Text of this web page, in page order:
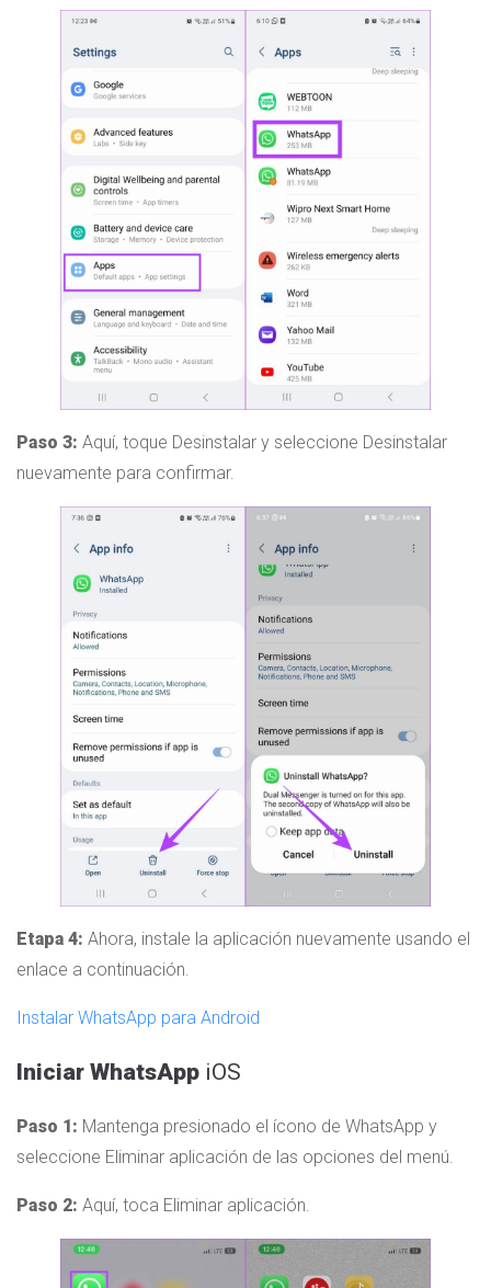
Paso 3: Aquí, toque Desinstalar y seleccione Desinstalar
nuevamente para confirmar.
Etapa 4: Ahora, instale la aplicación nuevamente usando el
enlace a continuación.
Instalar WhatsApp para Android
Iniciar WhatsApp iOS
Paso 1: Mantenga presionado el ícono de WhatsApp y
seleccione Eliminar aplicación de las opciones del menú.
Paso 2: Aquí, toca Eliminar aplicación.